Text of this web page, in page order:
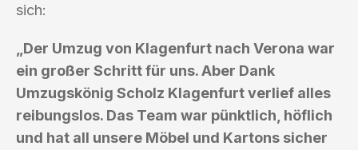
sich:
„Der Umzug von Klagenfurt nach Verona war
ein großer Schritt für uns. Aber Dank
Umzugskönig Scholz Klagenfurt verlief alles
reibungslos. Das Team war pünktlich, höflich
und hat all unsere Möbel und Kartons sicher